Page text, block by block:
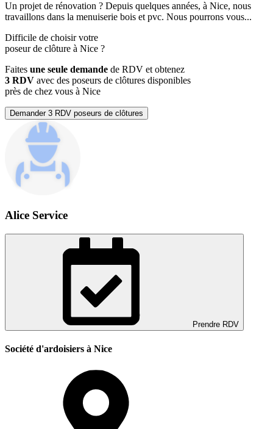
Un projet de rénovation ? Depuis quelques années, à Nice, nous
travaillons dans la menuiserie bois et pvc. Nous pourrons vous...
Difficile de choisir votre
poseur de clôture à Nice ?
Faites une seule demande de RDV et obtenez
3 RDV avec des poseurs de clôtures disponibles
près de chez vous à Nice
Demander 3 RDV poseurs de clôtures
Alice Service
Prendre RDV
Société d'ardoisiers à Nice